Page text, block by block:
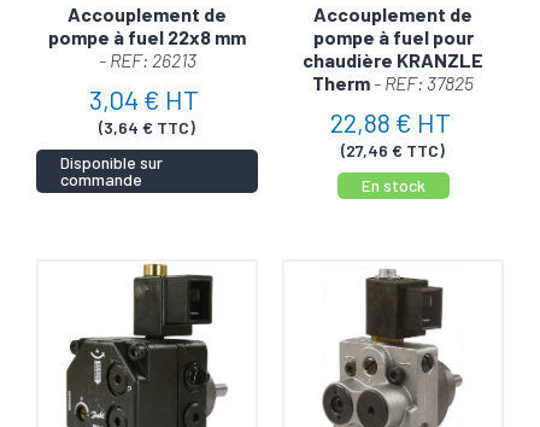
Accouplement de
pompe à fuel 22x8 mm
- REF: 26213
3,04 € HT
(3,64 € TTC)
Disponible sur
commande
Accouplement de
pompe à fuel pour
chaudière KRANZLE
Therm - REF: 37825
22,88 € HT
(27,46 € TTC)
En stock